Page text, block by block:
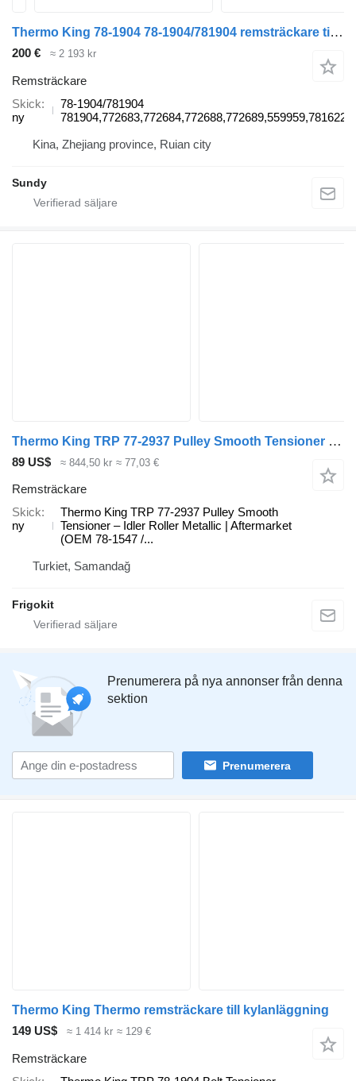
Thermo King 78-1904 78-1904/781904 remsträckare till Thermo King SL/SLX/SLXe/SLXi dragbil
200 € ≈ 2 193 kr
Remsträckare
Skick
ny
78-1904/781904
Kina, Zhejiang province, Ruian city
Sundy
Thermo King TRP 77-2937 Pulley Smooth Tensioner – Idler Roller Metallic | Af Thermo remsträckare till kylanläggning
89 US$ ≈ 844,50 kr ≈ 77,03 €
Remsträckare
Skick
ny
Thermo King TRP 77-2937 Pulley Smooth
Tensioner – Idler Roller Metallic | Aftermarket
(OEM 78-1547 /...
Turkiet, Samandağ
Frigokit
Prenumerera på nya annonser från denna
sektion
Prenumerera
Thermo King Thermo remsträckare till kylanläggning
149 US$
≈ 1 414 kr ≈ 129 €
Remsträckare